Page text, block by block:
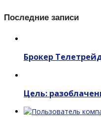
Последние записи
Брокер
Цель: